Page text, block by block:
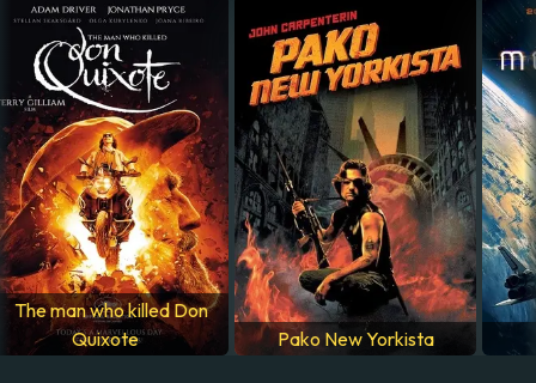
ÄÄNIRAIDAT
ranska
The man who killed Don
Quixote
Pako New Yorkista